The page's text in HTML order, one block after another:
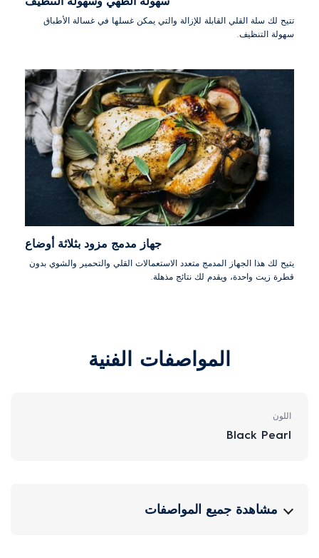
تتيح لك سلة القلي القابلة للإزالة والتي يمكن غسلها في غسالة الأطباق
سهولة التنظيف.
جهاز مدمج مزود بثلاثة أوضاع
يتيح لك هذا الجهاز المدمج متعدد الاستعمالات القلي والتحمير والشوي بدون
قطرة زيت واحدة، ويقدم لك نتائج مذهلة.
المواصفات الفنية
اللون
Black Pearl
مشاهدة جميع المواصفات